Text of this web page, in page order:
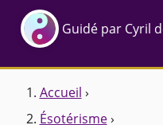
Guidé par Cyril
Accueil ›
Ésotérisme ›